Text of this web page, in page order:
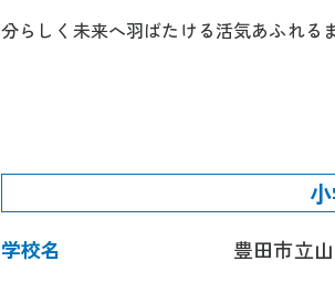
分らしく未来へ羽ばたける活気あふれる
学校名 豊田市立